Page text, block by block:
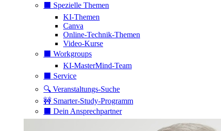
⬛️ Spezielle Themen
KI-Themen
Canva
Online-Technik-Themen
Video-Kurse
⬛️ Workgroups
KI-MasterMind-Team
⬛️ Service
🔍 Veranstaltungs-Suche
🚧 Smarter-Study-Programm
⬛️ Dein Ansprechpartner